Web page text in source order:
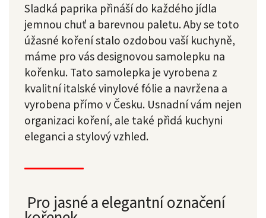
Sladká paprika přináší do každého jídla
jemnou chuť a barevnou paletu. Aby se toto
úžasné koření stalo ozdobou vaší kuchyně,
máme pro vás designovou samolepku na
kořenku. Tato samolepka je vyrobena z
kvalitní italské vinylové fólie a navržena a
vyrobena přímo v Česku. Usnadní vám nejen
organizaci koření, ale také přidá kuchyni
eleganci a stylový vzhled.
Pro jasné a elegantní označení